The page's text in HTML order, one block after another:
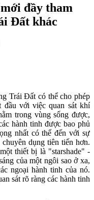
đầy tham
Đất khác
Trái Đất có thể cho phép
đầu với việc quan sát khí
trong vùng sống được,
hành tinh được bao phủ
nhất có thể đến với sự
dụng tiên tiến hơn.
thiết bị là "starshade" -
của một ngôi sao ở xa,
ngoại hành tinh của nó.
sát rõ ràng các hành tinh